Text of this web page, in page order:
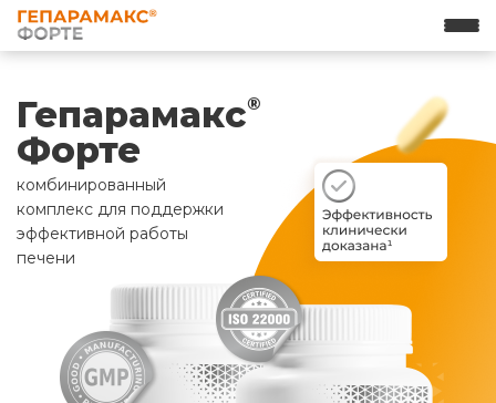
Гепарамакс®
Форте
комбинированный
комплекс для поддержки
эффективной работы
печени